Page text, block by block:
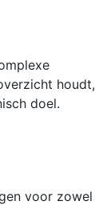
houdt,
doel.
voor zowel